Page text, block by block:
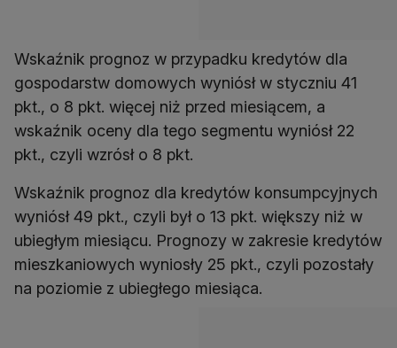
Wskaźnik prognoz w przypadku kredytów dla
gospodarstw domowych wyniósł w styczniu 41
pkt., o 8 pkt. więcej niż przed miesiącem, a
wskaźnik oceny dla tego segmentu wyniósł 22
pkt., czyli wzrósł o 8 pkt.
Wskaźnik prognoz dla kredytów konsumpcyjnych
wyniósł 49 pkt., czyli był o 13 pkt. większy niż w
ubiegłym miesiącu. Prognozy w zakresie kredytów
mieszkaniowych wyniosły 25 pkt., czyli pozostały
na poziomie z ubiegłego miesiąca.